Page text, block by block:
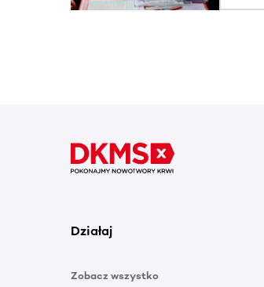
Działaj
Zobacz wszystko